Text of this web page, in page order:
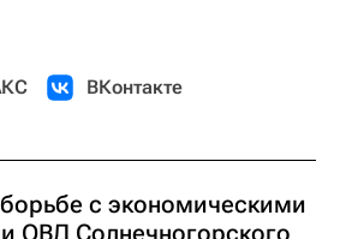
ВКонтакте
с экономическими
ОВД Солнечногорского